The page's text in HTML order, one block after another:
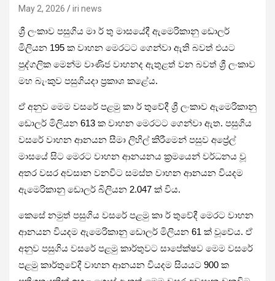
May 2, 2026 iri news
ශ්‍රී ලංකාව පසුගිය මා ර් තු මාසයේදී ඇමෙරිකානු ඩොලර්
මිලියන 195 ක වාහන මෙරටට ගෙන්වා ඇති බවත් එයට
පුද්ගලික මෙන්ම වාණිජ වාහනද ඇතුළත් වන බවත් ශ්‍රී ලංකාව
මහ බැංකුව පසුගියදා ප්‍රකාශ කළේය.
ඒ අනුව මෙම වසරේ පළමු කා ර් තුවේදී ශ්‍රී ලංකාව ඇමෙරිකානු
ඩොලර් මිලියන 613 ක වාහන මෙරටට ගෙන්වා ඇත. පසුගිය
වසරේ වාහන ආනයන සීමා ලිහිල් කිරීමෙන් පසුව අප්‍රේල්
මාසයේ සිට මෙරට වාහන ආනයනය ක්‍රමයෙන් වර්ධනය වූ
අතර වසර අවසාන වනවිට සමස්ත වාහන ආනයන වියදම
ඇමෙරිකානු ඩොලර් බිලියන 2.047 ක් විය.
කෙසේ නමුත් පසුගිය වසරේ පළමු කා ර් තුවේදී මෙරට වාහන
ආනයන වියදම ඇමෙරිකානු ඩොලර් මිලියන 61 ක් වූවේය. ඒ
අනුව පසුගිය වසරේ පළමු කාර්තුවට සාපේක්ෂව මෙම වසරේ
පළමු කාර්තුවේදී වාහන ආනයන වියදම සියයට 900 ක